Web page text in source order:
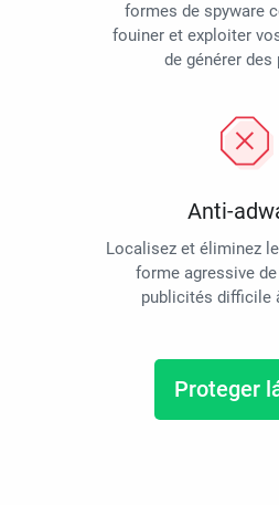
formes de spyware
fouiner et exploiter
de générer des
Anti-
Localisez et éliminez
forme agressive
publicités difficile
Proteger